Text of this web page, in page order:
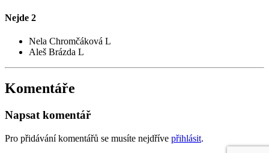
Nejde 2
Nela Chromčáková L
Aleš Brázda L
Komentáře
Napsat komentář
Pro přidávání komentářů se musíte nejdříve přihlásit.